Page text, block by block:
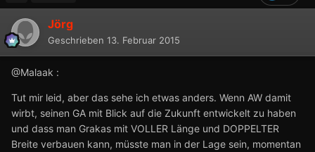
Jörg
Geschrieben 13. Februar 2015
@Malaak :
Tut mir leid, aber das sehe ich etwas anders. Wenn AW damit
wirbt, seinen GA mit Blick auf die Zukunft entwickelt zu haben
und dass man Grakas mit VOLLER Länge und DOPPELTER
Breite verbauen kann, müsste man in der Lage sein, momentan